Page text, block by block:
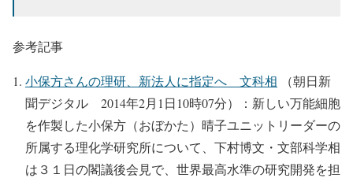
参考記事
小保方さんの理研、新法人に指定へ 文科相 （朝日新
聞デジタル 2014年2月1日10時07分）：新しい万能細胞
を作製した小保方（おぼかた）晴子ユニットリーダーの
所属する理化学研究所について、下村博文・文部科学相
は３１日の閣議後会見で、世界最高水準の研究開発を担